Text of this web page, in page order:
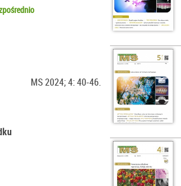
MS 2024; 4: 40-46.